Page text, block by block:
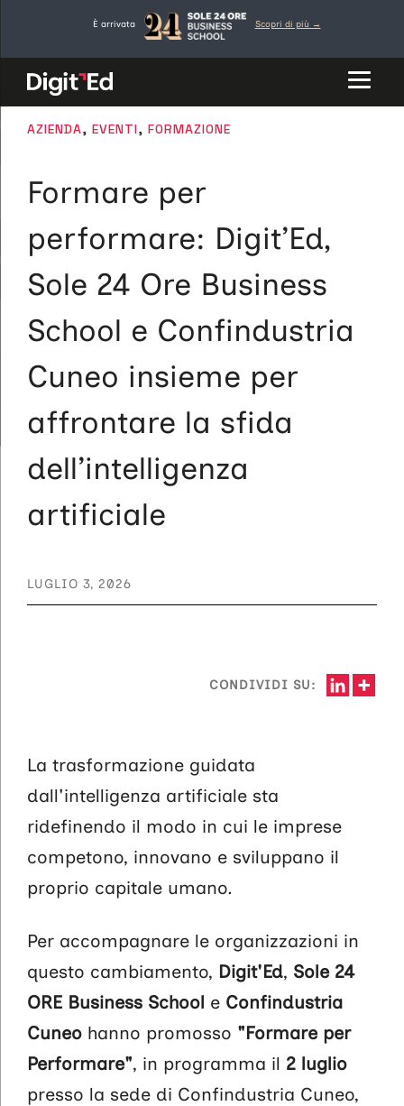
contenuto
È arrivata Scopri di più →
CATEGORIE
AZIENDA, EVENTI, FORMAZIONE
Formare per
performare: Digit’Ed,
Sole 24 Ore Business
School e Confindustria
Cuneo insieme per
affrontare la sfida
dell’intelligenza
artificiale
LUGLIO 3, 2026
CONDIVIDI SU:
La trasformazione guidata
dall'intelligenza artificiale sta
ridefinendo il modo in cui le imprese
competono, innovano e sviluppano il
proprio capitale umano.
Per accompagnare le organizzazioni in
questo cambiamento, Digit'Ed, Sole 24
ORE Business School e Confindustria
Cuneo hanno promosso "Formare per
Performare", in programma il 2 luglio
presso la sede di Confindustria Cuneo,